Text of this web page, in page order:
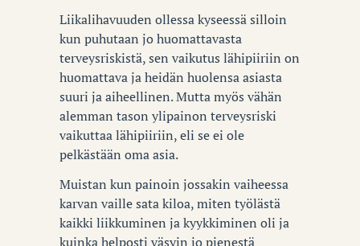
Liikalihavuuden ollessa kyseessä silloin
kun puhutaan jo huomattavasta
terveysriskistä, sen vaikutus lähipiiriin on
huomattava ja heidän huolensa asiasta
suuri ja aiheellinen. Mutta myös vähän
alemman tason ylipainon terveysriski
vaikuttaa lähipiiriin, eli se ei ole
pelkästään oma asia.
Muistan kun painoin jossakin vaiheessa
karvan vaille sata kiloa, miten työlästä
kaikki liikkuminen ja kyykkiminen oli ja
kuinka helposti väsyin jo pienestä